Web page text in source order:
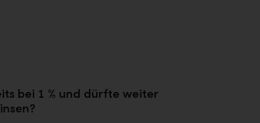
bei 1 % und dürfte weiter